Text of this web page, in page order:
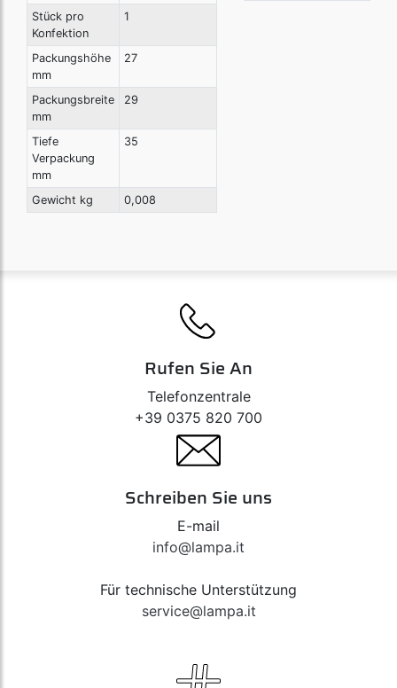
Stück pro
Konfektion
1
Packungshöhe
mm
27
Packungsbreite
mm
29
Tiefe
Verpackung
mm
35
Gewicht kg 0,008
Rufen Sie An
Telefonzentrale
+39 0375 820 700
Schreiben Sie uns
E-mail
info@lampa.it
Für technische Unterstützung
service@lampa.it